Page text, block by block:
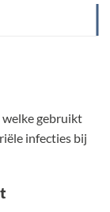
welke gebruikt
infecties bij